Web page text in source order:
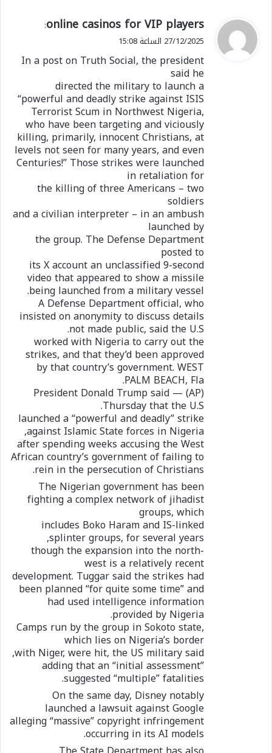
ي
ق
ل
online casinos for VIP players
:
27/12/2025 الساعة 15:08
In a post on Truth Social, the president
said he
directed the military to launch a
“powerful and deadly strike against ISIS
Terrorist Scum in Northwest Nigeria,
who have been targeting and viciously
killing, primarily, innocent Christians, at
levels not seen for many years, and even
Centuries!” Those strikes were launched
in retaliation for
the killing of three Americans – two
soldiers
and a civilian interpreter – in an ambush
launched by
the group. The Defense Department
posted to
its X account an unclassified 9-second
video that appeared to show a missile
being launched from a military vessel.
A Defense Department official, who
insisted on anonymity to discuss details
not made public, said the U.S.
worked with Nigeria to carry out the
strikes, and that they’d been approved
by that country’s government. WEST
PALM BEACH, Fla.
(AP) — President Donald Trump said
Thursday that the U.S.
launched a “powerful and deadly” strike
against Islamic State forces in Nigeria,
after spending weeks accusing the West
African country’s government of failing to
rein in the persecution of Christians.
The Nigerian government has been
fighting a complex network of jihadist
groups, which
includes Boko Haram and IS-linked
splinter groups, for several years,
though the expansion into the north-
west is a relatively recent
development. Tuggar said the strikes had
been planned “for quite some time” and
had used intelligence information
provided by Nigeria.
Camps run by the group in Sokoto state,
which lies on Nigeria’s border
with Niger, were hit, the US military said,
adding that an “initial assessment”
suggested “multiple” fatalities.
On the same day, Disney notably
launched a lawsuit against Google
alleging “massive” copyright infringement
occurring in its AI models.